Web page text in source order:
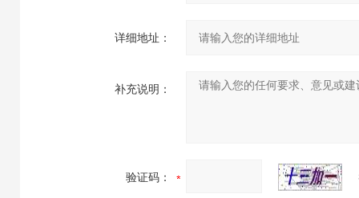
详细地址：
补充说明：
验证码：